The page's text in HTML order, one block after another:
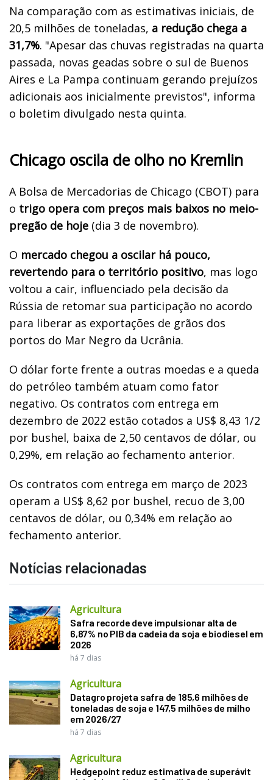
Na comparação com as estimativas iniciais, de
20,5 milhões de toneladas, a redução chega a
31,7%. "Apesar das chuvas registradas na quarta
passada, novas geadas sobre o sul de Buenos
Aires e La Pampa continuam gerando prejuízos
adicionais aos inicialmente previstos", informa
o boletim divulgado nesta quinta.
Chicago oscila de olho no Kremlin
A Bolsa de Mercadorias de Chicago (CBOT) para
o trigo opera com preços mais baixos no meio-
pregão de hoje (dia 3 de novembro).
O mercado chegou a oscilar há pouco,
revertendo para o território positivo, mas logo
voltou a cair, influenciado pela decisão da
Rússia de retomar sua participação no acordo
para liberar as exportações de grãos dos
portos do Mar Negro da Ucrânia.
O dólar forte frente a outras moedas e a queda
do petróleo também atuam como fator
negativo. Os contratos com entrega em
dezembro de 2022 estão cotados a US$ 8,43 1/2
por bushel, baixa de 2,50 centavos de dólar, ou
0,29%, em relação ao fechamento anterior.
Os contratos com entrega em março de 2023
operam a US$ 8,62 por bushel, recuo de 3,00
centavos de dólar, ou 0,34% em relação ao
fechamento anterior.
Notícias relacionadas
Agricultura
Safra recorde deve impulsionar alta de
6,87% no PIB da cadeia da soja e biodiesel em
2026
há 7 dias
Agricultura
Datagro projeta safra de 185,6 milhões de
toneladas de soja e 147,5 milhões de milho
em 2026/27
há 7 dias
Agricultura
Hedgepoint reduz estimativa de superávit